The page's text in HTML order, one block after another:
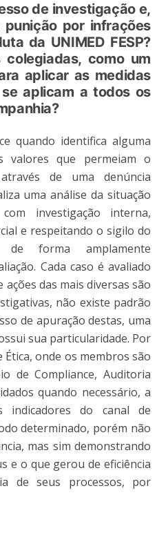
de investigação e,
por infrações
da UNIMED FESP?
colegiadas, como um
aplicar as medidas
aplicam a todos os
quando identifica alguma
valores que permeiam o
de uma denúncia
uma análise da situação
investigação interna,
e respeitando o sigilo do
de forma amplamente
Cada caso é avaliado
das mais diversas são
não existe padrão
de apuração destas, uma
sua particularidade. Por
onde os membros são
de Compliance, Auditoria
quando necessário, a
do canal de
determinado, porém não
mas sim demonstrando
e o que gerou de eficiência
de seus processos, por